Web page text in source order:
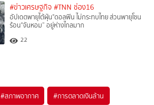
#ข่าวเศรษฐกิจ #TNN ช่อง16
อัปเดตพายุไต้ฝุ่น"ดอลฟิน ไม่กระทบไทย ส่วนพายุโซน
ร้อน"จันหอม” อยู่ห่างไกลมาก
22
#สภาพอากาศ #การตลาดเงินล้าน